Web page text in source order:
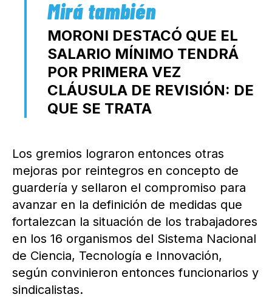
MORONI DESTACÓ QUE EL
SALARIO MÍNIMO TENDRÁ
POR PRIMERA VEZ
CLÁUSULA DE REVISIÓN: DE
QUE SE TRATA
Los gremios lograron entonces otras
mejoras por reintegros en concepto de
guardería y sellaron el compromiso para
avanzar en la definición de medidas que
fortalezcan la situación de los trabajadores
en los 16 organismos del Sistema Nacional
de Ciencia, Tecnología e Innovación,
según convinieron entonces funcionarios y
sindicalistas.